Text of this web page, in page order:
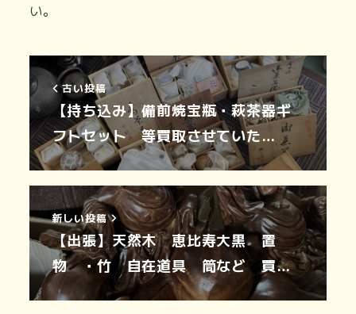
い。
古い投稿
【持ち込み】備前焼宝瓶・萩茶器ギ
フトセット 等買取させていた…
新しい投稿
【出張】天然木 恵比寿大黒 置
物 ・竹 自在道具 筒など 買…